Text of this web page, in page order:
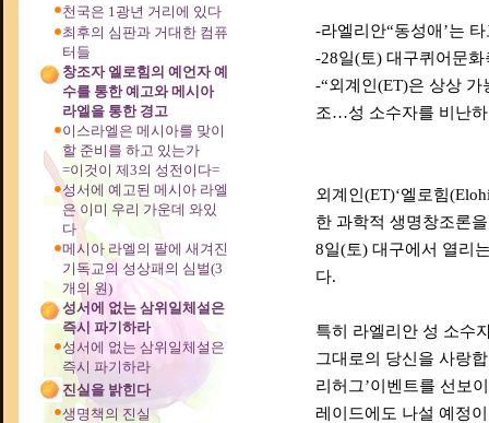
천국은 1광년 거리에 있다
최후의 심판과 거대한 컴퓨
터들
창조자 엘로힘의 예언자 예
수를 통한 예고와 메시아
라엘을 통한 경고
이스라엘은 메시아를 맞이
할 준비를 하고 있는가
=이것이 제3의 성전이다=
성서에 예고된 메시아 라엘
은 이미 우리 가운데 와있
다
메시아 라엘의 팔에 새겨진
기독교의 성상패의 심벌(3
개의 원)
성서에 없는 삼위일체설은
즉시 파기하라
성서에 없는 삼위일체설은
즉시 파기하라
진실을 밝힌다
생명책의 진실
-라엘리안“동성애’는
-28일(토) 대구퀴어문
-“외계인(ET)은 상상
조…성 소수자를 비난
외계인(ET)‘엘로힘
한 과학적 생명창조론
8일(토) 대구에서 열리
다.
특히 라엘리안 성 소수
그대로의 당신을 사랑
리허그’이벤트를 선보
레이드에도 나설 예정